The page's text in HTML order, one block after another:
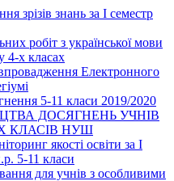
зрізів знань за І семестр
робіт з української мови
4-х класах
Електронного
5-11 класи 2019/2020
ДОСЯГНЕНЬ УЧНІВ
КЛАСІВ НУШ
якості освіти за І
5-11 класи
для учнів з особливими